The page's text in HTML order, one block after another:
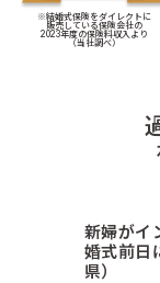
※結婚式保険をダイレクトに
販売している保険会社の
2023年度の保険料収入より
（当社調べ）
新婦がイ
婚式前日
県）